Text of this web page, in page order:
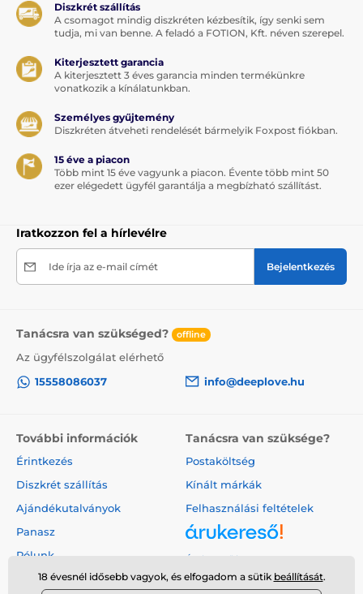
Diszkrét szállítás
A csomagot mindig diszkréten kézbesítik, így senki sem
tudja, mi van benne. A feladó a FOTION, Kft. néven szerepel.
Kiterjesztett garancia
A kiterjesztett 3 éves garancia minden termékünkre
vonatkozik a kínálatunkban.
Személyes gyűjtemény
Diszkréten átveheti rendelését bármelyik Foxpost fiókban.
15 éve a piacon
Több mint 15 éve vagyunk a piacon. Évente több mint 50
ezer elégedett ügyfél garantálja a megbízható szállítást.
Iratkozzon fel a hírlevélre
Ide írja az e-mail címét Bejelentkezés
Tanácsra van szükséged? offline
Az ügyfélszolgálat elérhető
15558086037
info@deeplove.hu
További információk
Érintkezés
Diszkrét szállítás
Ajándékutalványok
Panasz
Rólunk
Tanácsra van szüksége?
Postaköltség
Kínált márkák
Felhasználási feltételek
Árukereső.hu
18 évesnél idősebb vagyok, és elfogadom a sütik beállítását.